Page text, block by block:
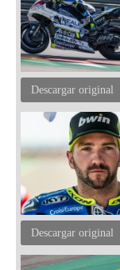
Descargar original
Descargar original